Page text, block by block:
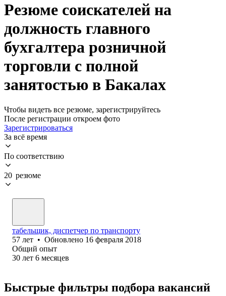
Резюме соискателей на
должность главного
бухгалтера розничной
торговли с полной
занятостью в Бакалах
Чтобы видеть все резюме, зарегистрируйтесь
После регистрации откроем фото
Зарегистрироваться
За всё время
По соответствию
20 резюме
табельщик, диспетчер по транспорту
57 лет • Обновлено 16 февраля 2018
Общий опыт
30 лет 6 месяцев
Быстрые фильтры подбора вакансий